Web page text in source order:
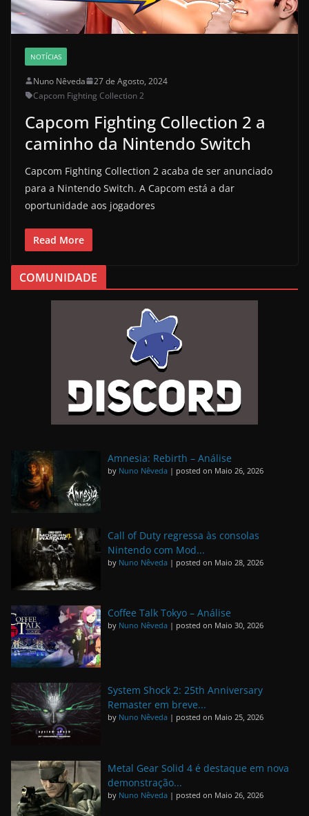
NOTÍCIAS
Nuno Nêveda
27 de Agosto, 2024
Capcom Fighting Collection 2
Capcom Fighting Collection 2 a
caminho da Nintendo Switch
Capcom Fighting Collection 2 acaba de ser anunciado
para a Nintendo Switch. A Capcom está a dar
oportunidade aos jogadores
Read More
COMUNIDADE
Amnesia: Rebirth – Análise
by Nuno Nêveda | posted on Maio 26, 2026
Call of Duty regressa às consolas
Nintendo com Mod...
by Nuno Nêveda | posted on Maio 28, 2026
Coffee Talk Tokyo – Análise
by Nuno Nêveda | posted on Maio 30, 2026
System Shock 2: 25th Anniversary
Remaster em breve...
by Nuno Nêveda | posted on Maio 25, 2026
Metal Gear Solid 4 é destaque em nova
demonstração...
by Nuno Nêveda | posted on Maio 26, 2026